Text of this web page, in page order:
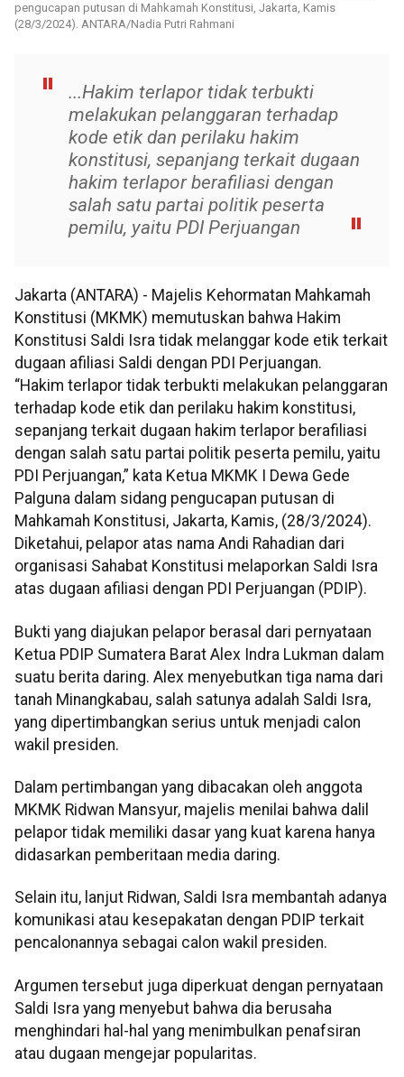
pengucapan putusan di Mahkamah Konstitusi, Jakarta, Kamis
(28/3/2024). ANTARA/Nadia Putri Rahmani
...Hakim terlapor tidak terbukti
melakukan pelanggaran terhadap
kode etik dan perilaku hakim
konstitusi, sepanjang terkait dugaan
hakim terlapor berafiliasi dengan
salah satu partai politik peserta
pemilu, yaitu PDI Perjuangan
Jakarta (ANTARA) - Majelis Kehormatan Mahkamah
Konstitusi (MKMK) memutuskan bahwa Hakim
Konstitusi Saldi Isra tidak melanggar kode etik terkait
dugaan afiliasi Saldi dengan PDI Perjuangan.
“Hakim terlapor tidak terbukti melakukan pelanggaran
terhadap kode etik dan perilaku hakim konstitusi,
sepanjang terkait dugaan hakim terlapor berafiliasi
dengan salah satu partai politik peserta pemilu, yaitu
PDI Perjuangan,” kata Ketua MKMK I Dewa Gede
Palguna dalam sidang pengucapan putusan di
Mahkamah Konstitusi, Jakarta, Kamis, (28/3/2024).
Diketahui, pelapor atas nama Andi Rahadian dari
organisasi Sahabat Konstitusi melaporkan Saldi Isra
atas dugaan afiliasi dengan PDI Perjuangan (PDIP).
Bukti yang diajukan pelapor berasal dari pernyataan
Ketua PDIP Sumatera Barat Alex Indra Lukman dalam
suatu berita daring. Alex menyebutkan tiga nama dari
tanah Minangkabau, salah satunya adalah Saldi Isra,
yang dipertimbangkan serius untuk menjadi calon
wakil presiden.
Dalam pertimbangan yang dibacakan oleh anggota
MKMK Ridwan Mansyur, majelis menilai bahwa dalil
pelapor tidak memiliki dasar yang kuat karena hanya
didasarkan pemberitaan media daring.
Selain itu, lanjut Ridwan, Saldi Isra membantah adanya
komunikasi atau kesepakatan dengan PDIP terkait
pencalonannya sebagai calon wakil presiden.
Argumen tersebut juga diperkuat dengan pernyataan
Saldi Isra yang menyebut bahwa dia berusaha
menghindari hal-hal yang menimbulkan penafsiran
atau dugaan mengejar popularitas.